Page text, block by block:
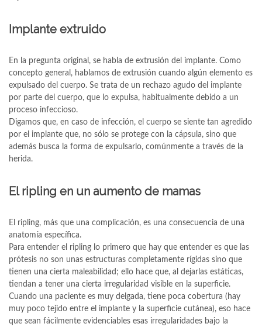
Implante extruido
En la pregunta original, se habla de extrusión del implante. Como
concepto general, hablamos de extrusión cuando algún elemento es
expulsado del cuerpo. Se trata de un rechazo agudo del implante
por parte del cuerpo, que lo expulsa, habitualmente debido a un
proceso infeccioso.
Digamos que, en caso de infección, el cuerpo se siente tan agredido
por el implante que, no sólo se protege con la cápsula, sino que
además busca la forma de expulsarlo, comúnmente a través de la
herida.
El ripling en un aumento de mamas
El ripling, más que una complicación, es una consecuencia de una
anatomía específica.
Para entender el ripling lo primero que hay que entender es que las
prótesis no son unas estructuras completamente rígidas sino que
tienen una cierta maleabilidad; ello hace que, al dejarlas estáticas,
tiendan a tener una cierta irregularidad visible en la superficie.
Cuando una paciente es muy delgada, tiene poca cobertura (hay
muy poco tejido entre el implante y la superficie cutánea), eso hace
que sean fácilmente evidenciables esas irregularidades bajo la